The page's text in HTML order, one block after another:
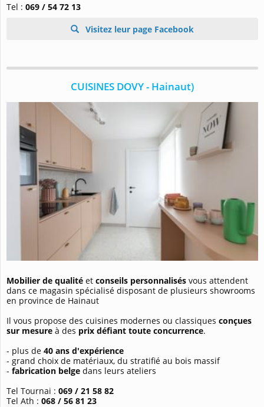
Tel : 069 / 54 72 13
Visitez leur page Facebook
CUISINES DOVY - Hainaut)
Mobilier de qualité et conseils personnalisés vous attendent
dans ce magasin spécialisé disposant de plusieurs showrooms
en province de Hainaut
Il vous propose des cuisines modernes ou classiques conçues
sur mesure à des prix défiant toute concurrence.
- plus de 40 ans d'expérience
- grand choix de matériaux, du stratifié au bois massif
- fabrication belge dans leurs ateliers
Tel Tournai : 069 / 21 58 82
Tel Ath : 068 / 56 81 23